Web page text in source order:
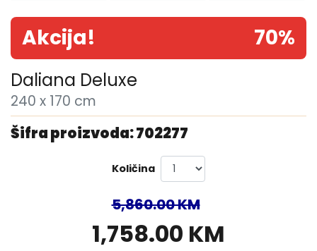
Akcija! 70%
Daliana Deluxe
240 x 170 cm
Šifra proizvoda: 702277
Količina
5,860.00 KM
1,758.00 KM